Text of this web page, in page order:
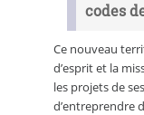
codes
Ce nouveau
d’esprit et la
les projets de
d’entreprendre